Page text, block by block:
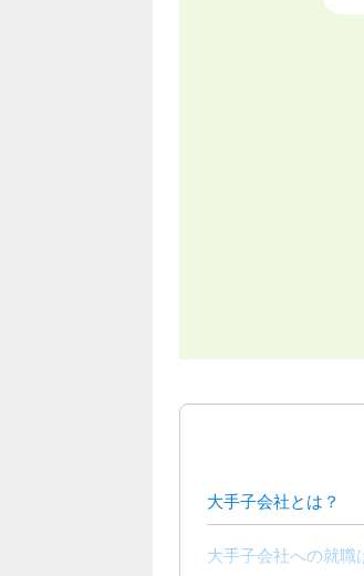
大手子会社とは？
大手子会社への就職